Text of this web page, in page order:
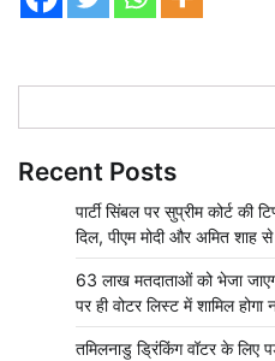
Recent Posts
पार्टी सिंबल पर सुप्रीम कोर्ट की
दिल, पीएम मोदी और अमित शाह
63 लाख मतदाताओं को भेजा
पर ही वोटर लिस्ट में शामिल होगा
तमिलनाडु ड्रिंकिंग वॉटर के लिए